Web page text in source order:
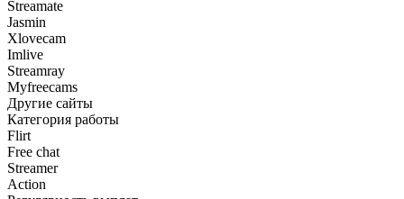
Streamate
Jasmin
Xlovecam
Imlive
Streamray
Myfreecams
Другие сайты
Категория работы
Flirt
Free chat
Streamer
Action